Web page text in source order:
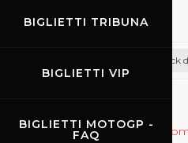
BIGLIETTI TRIBUNA
BIGLIETTI VIP
BIGLIETTI MOTOGP -
FAQ
Speer Racing
Track
Email:racing@speer-